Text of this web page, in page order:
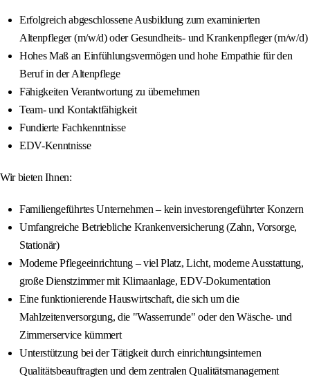
Erfolgreich abgeschlossene Ausbildung zum examinierten
Altenpfleger (m/w/d) oder Gesundheits- und Krankenpfleger (m/w/d)
Hohes Maß an Einfühlungsvermögen und hohe Empathie für den
Beruf in der Altenpflege
Fähigkeiten Verantwortung zu übernehmen
Team- und Kontaktfähigkeit
Fundierte Fachkenntnisse
EDV-Kenntnisse
Wir bieten Ihnen:
Familiengeführtes Unternehmen – kein investorengeführter Konzern
Umfangreiche Betriebliche Krankenversicherung (Zahn, Vorsorge,
Stationär)
Moderne Pflegeeinrichtung – viel Platz, Licht, moderne Ausstattung,
große Dienstzimmer mit Klimaanlage, EDV-Dokumentation
Eine funktionierende Hauswirtschaft, die sich um die
Mahlzeitenversorgung, die "Wasserrunde" oder den Wäsche- und
Zimmerservice kümmert
Unterstützung bei der Tätigkeit durch einrichtungsinternen
Qualitätsbeauftragten und dem zentralen Qualitätsmanagement